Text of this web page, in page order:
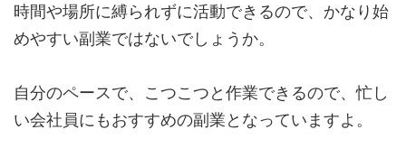
時間や場所に縛られずに活動できるので、かなり始
めやすい副業ではないでしょうか。
自分のペースで、こつこつと作業できるので、忙し
い会社員にもおすすめの副業となっていますよ。